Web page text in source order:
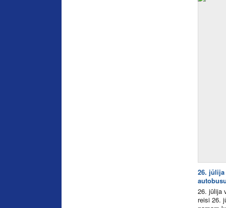
26. jūlija
26. jūlija
reisi 26.